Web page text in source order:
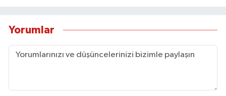
Yorumlar